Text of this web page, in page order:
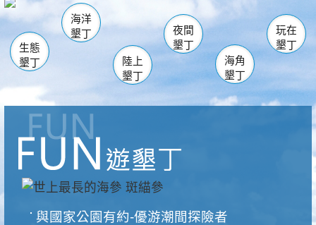
南仁湖
海生館
恆春 佳樂水
龍鑾潭自然中心 森林遊樂區
瓊麻館
關山 墾管處遊客中心
社頂公園 風吹沙
船帆石
白砂 龍磐公園
香蕉灣
砂島
鵝鑾鼻
生態
墾丁
海洋
墾丁
陸上
墾丁
夜間
墾丁
海角
墾丁
玩在
墾丁
與國家公園有約-優游潮間探險者